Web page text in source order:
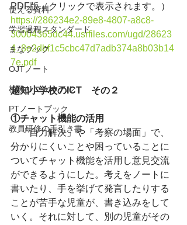
使える資料
学習過程スタンダード
まなブック
OJTノート
校務リニューアル
PTノートブック
教員研修の手引き書
PDF版（クリックで表示されます。）
https://286234e2-89e8-4807-a8c8-
30004365dc44.usrfiles.com/ugd/28623
4_8e2dbf1c5cbc47d7adb374a8b03b14
7e.pdf
越知小学校のICT　その２
①チャット機能の活用
「自力解決」や「考察の場面」で、
分かりにくいことや困っていることに
ついてチャット機能を活用し意見交流
ができるようにした。考えをノートに
書いたり、手を挙げて発言したりする
ことが苦手な児童が、書き込みをして
いく。それに対して、別の児童がその